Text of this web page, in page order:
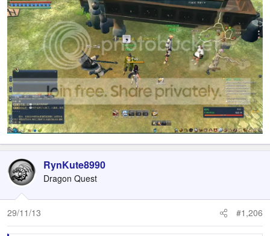
RynKute8990
Dragon Quest
29/11/13 #1,206